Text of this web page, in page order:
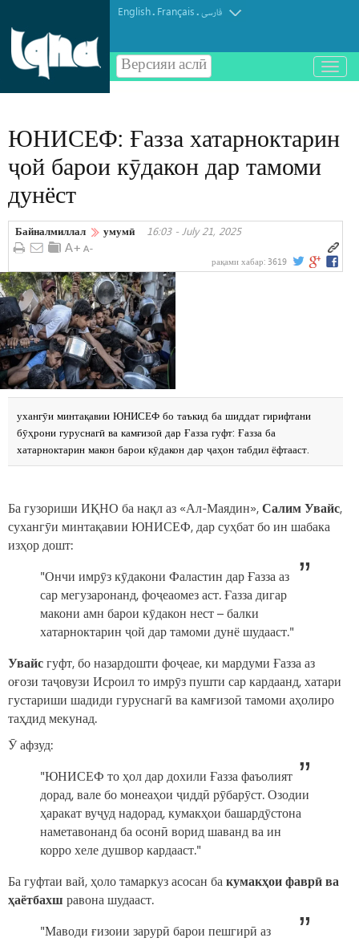
English. Français.فارسی
Версияи аслӣ
باز
و
منو
ЮНИСЕФ: Ғазза хатарноктарин
ҷой барои кӯдакон дар тамоми
дунёст
Байналмиллал умумӣ 16:03 - July 21, 2025
рақами хабар: 3619
ухангӯи минтақавии ЮНИСЕФ бо таъкид ба шиддат гирифтани
бӯҳрони гуруснагӣ ва камғизоӣ дар Ғазза гуфт: Ғазза ба
хатарноктарин макон барои кӯдакон дар ҷаҳон табдил ёфтааст.
Ба гузориши ИҚНО ба нақл аз «Ал-Маядин»,Салим Увайс,
сухангӯи минтақавии ЮНИСЕФ, дар суҳбат бо ин шабака
изҳор дошт:
"Ончи имрӯз кӯдакони Фаластин дар Ғазза аз
сар мегузаронанд, фоҷеаомез аст. Ғазза дигар
макони амн барои кӯдакон нест – балки
хатарноктарин ҷой дар тамоми дунё шудааст."
Увайсгуфт, бо назардошти фоҷеае, ки мардуми Ғазза аз
оғози таҷовузи Исроил то имрӯз пушти сар кардаанд, хатари
густариши шадиди гуруснагӣ ва камғизоӣ тамоми аҳолиро
таҳдид мекунад.
Ӯ афзуд:
"ЮНИСЕФ то ҳол дар дохили Ғазза фаъолият
дорад, вале бо монеаҳои ҷиддӣ рӯбарӯст. Озодии
ҳаракат вуҷуд надорад, кумакҳои башардӯстона
наметавонанд ба осонӣ ворид шаванд ва ин
корро хеле душвор кардааст."
Ба гуфтаи вай, ҳоло тамаркуз асосан бакумакҳои фаврӣ ва
ҳаётбахш равона шудааст.
"Маводи ғизоии зарурӣ барои пешгирӣ аз